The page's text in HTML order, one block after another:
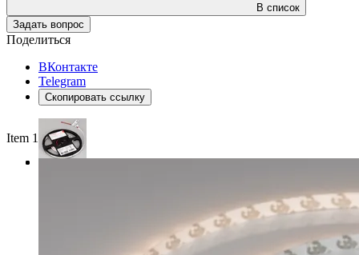
В список
Задать вопрос
Поделиться
ВКонтакте
Telegram
Скопировать ссылку
Item 1 of 3